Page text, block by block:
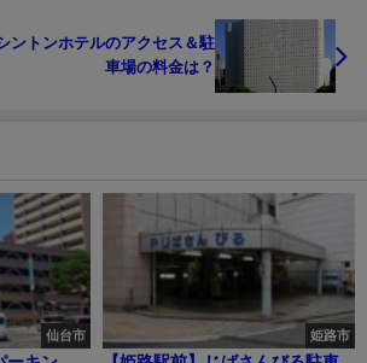
ントンホテルのアクセス＆駐
車場の料金は？
仙台市 姫路市